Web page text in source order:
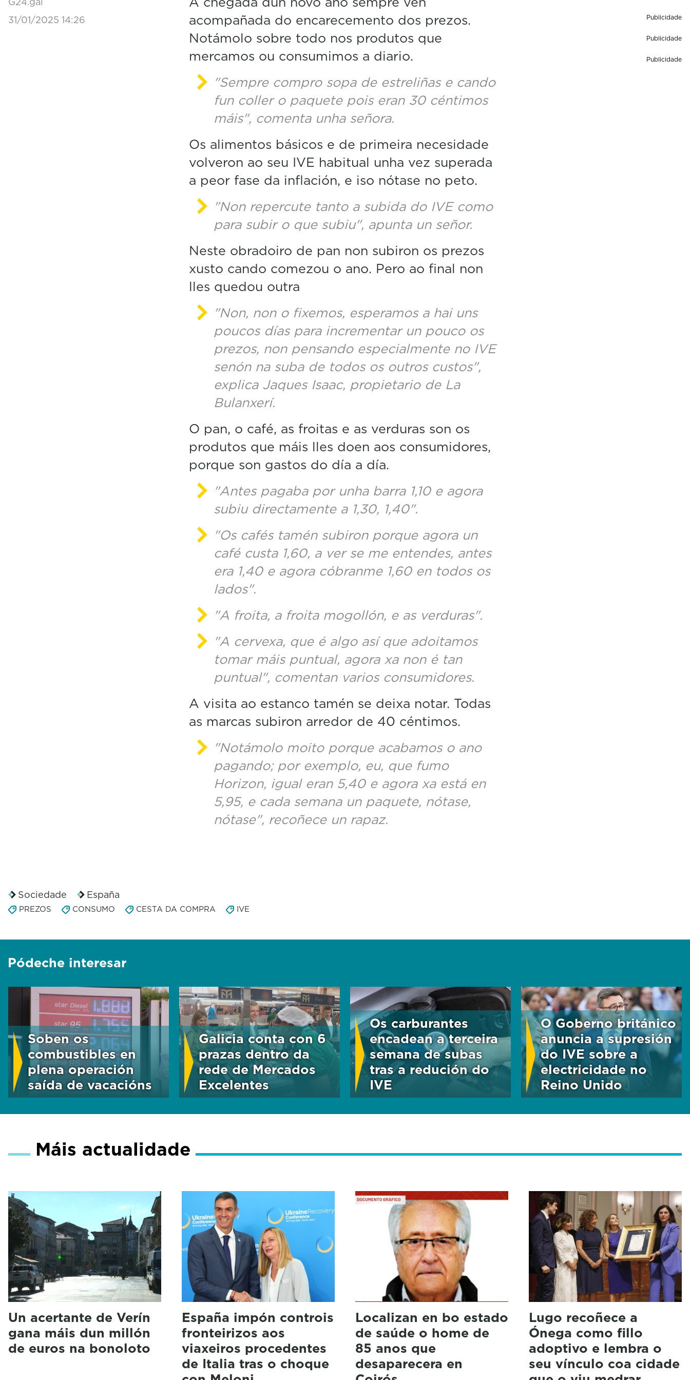
m
i
n
e
6
e
c
o
d
V
m
e
5
0
31/01/2025 14:26
acompañada do encarecemento dos prezos.
Notámolo sobre todo nos produtos que
mercamos ou consumimos a diario.
"Sempre compro sopa de estreliñas e cando
fun coller o paquete pois eran 30 céntimos
máis", comenta unha señora.
Os alimentos básicos e de primeira necesidade
volveron ao seu IVE habitual unha vez superada
a peor fase da inflación, e iso nótase no peto.
"Non repercute tanto a subida do IVE como
para subir o que subiu", apunta un señor.
Neste obradoiro de pan non subiron os prezos
xusto cando comezou o ano. Pero ao final non
lles quedou outra
"Non, non o fixemos, esperamos a hai uns
poucos días para incrementar un pouco os
prezos, non pensando especialmente no IVE
senón na suba de todos os outros custos",
explica Jaques Isaac, propietario de La
Bulanxerí.
O pan, o café, as froitas e as verduras son os
produtos que máis lles doen aos consumidores,
porque son gastos do día a día.
"Antes pagaba por unha barra 1,10 e agora
subiu directamente a 1,30, 1,40".
"Os cafés tamén subiron porque agora un
café custa 1,60, a ver se me entendes, antes
era 1,40 e agora cóbranme 1,60 en todos os
lados".
"A froita, a froita mogollón, e as verduras".
"A cervexa, que é algo así que adoitamos
tomar máis puntual, agora xa non é tan
puntual", comentan varios consumidores.
A visita ao estanco tamén se deixa notar. Todas
as marcas subiron arredor de 40 céntimos.
"Notámolo moito porque acabamos o ano
pagando; por exemplo, eu, que fumo
Horizon, igual eran 5,40 e agora xa está en
5,95, e cada semana un paquete, nótase,
nótase", recoñece un rapaz.
Publicidade
Publicidade
Publicidade
Sociedade España
PREZOS CONSUMO CESTA DA COMPRA IVE
Pódeche interesar
Soben os
combustibles en
plena operación
saída de vacacións
Galicia conta con 6
prazas dentro da
rede de Mercados
Excelentes
Os carburantes
encadean a terceira
semana de subas
tras a redución do
IVE
O Goberno británico
anuncia a supresión
do IVE sobre a
electricidade no
Reino Unido
Máis actualidade
Un acertante de Verín
gana máis dun millón
de euros na bonoloto
España impón controis
fronteirizos aos
viaxeiros procedentes
de Italia tras o choque
Localizan en bo estado
de saúde o home de
85 anos que
desaparecera en
Lugo recoñece a
Ónega como fillo
adoptivo e lembra o
seu vínculo coa cidade